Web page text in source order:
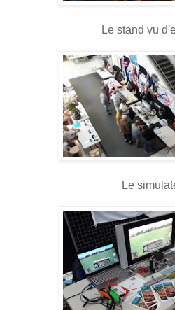
Le stand vu
Le